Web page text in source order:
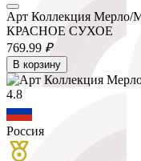
Арт Коллекция Мерло/
КРАСНОЕ СУХОЕ
769.99 ₽
В корзину
4.8
Россия